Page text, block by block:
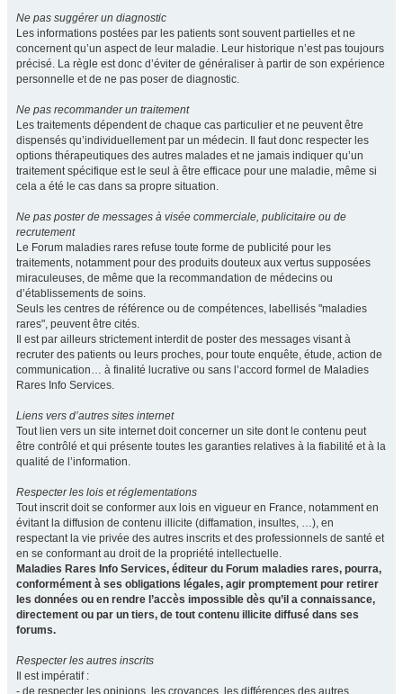
Ne pas suggérer un diagnostic
Les informations postées par les patients sont souvent partielles et ne
concernent qu’un aspect de leur maladie. Leur historique n’est pas toujours
précisé. La règle est donc d’éviter de généraliser à partir de son expérience
personnelle et de ne pas poser de diagnostic.
Ne pas recommander un traitement
Les traitements dépendent de chaque cas particulier et ne peuvent être
dispensés qu’individuellement par un médecin. Il faut donc respecter les
options thérapeutiques des autres malades et ne jamais indiquer qu’un
traitement spécifique est le seul à être efficace pour une maladie, même si
cela a été le cas dans sa propre situation.
Ne pas poster de messages à visée commerciale, publicitaire ou de
recrutement
Le Forum maladies rares refuse toute forme de publicité pour les
traitements, notamment pour des produits douteux aux vertus supposées
miraculeuses, de même que la recommandation de médecins ou
d’établissements de soins.
Seuls les centres de référence ou de compétences, labellisés "maladies
rares", peuvent être cités.
Il est par ailleurs strictement interdit de poster des messages visant à
recruter des patients ou leurs proches, pour toute enquête, étude, action de
communication… à finalité lucrative ou sans l’accord formel de Maladies
Rares Info Services.
Liens vers d’autres sites internet
Tout lien vers un site internet doit concerner un site dont le contenu peut
être contrôlé et qui présente toutes les garanties relatives à la fiabilité et à la
qualité de l’information.
Respecter les lois et réglementations
Tout inscrit doit se conformer aux lois en vigueur en France, notamment en
évitant la diffusion de contenu illicite (diffamation, insultes, …), en
respectant la vie privée des autres inscrits et des professionnels de santé et
en se conformant au droit de la propriété intellectuelle.
Maladies Rares Info Services, éditeur du Forum maladies rares, pourra,
conformément à ses obligations légales, agir promptement pour retirer
les données ou en rendre l’accès impossible dès qu’il a connaissance,
directement ou par un tiers, de tout contenu illicite diffusé dans ses
forums.
Respecter les autres inscrits
Il est impératif :
- de respecter les opinions, les croyances, les différences des autres